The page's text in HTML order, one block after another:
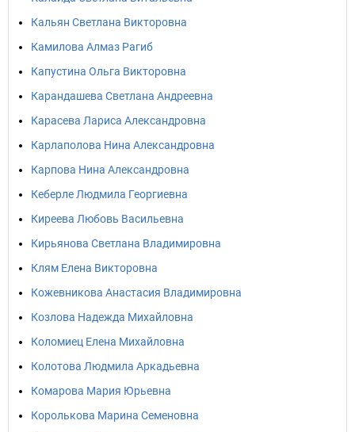
Кальян Светлана Викторовна
Камилова Алмаз Рагиб
Капустина Ольга Викторовна
Карандашева Светлана Андреевна
Карасева Лариса Александровна
Карлаполова Нина Александровна
Карпова Нина Александровна
Кеберле Людмила Георгиевна
Киреева Любовь Васильевна
Кирьянова Светлана Владимировна
Клям Елена Викторовна
Кожевникова Анастасия Владимировна
Козлова Надежда Михайловна
Коломиец Елена Михайловна
Колотова Людмила Аркадьевна
Комарова Мария Юрьевна
Королькова Марина Семеновна